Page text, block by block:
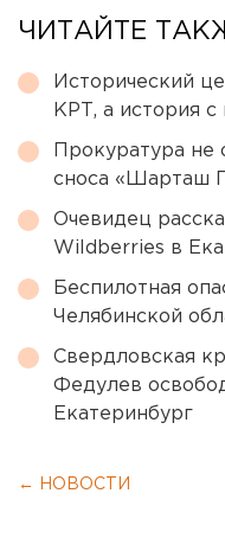
ЧИТАЙТЕ
Исторический
КРТ, а история
Прокуратура не
сноса «Шарташ
Очевидец
Wildberries в
Беспилотная
Челябинской
Свердловская
Федулев
Екатеринбург
← НОВОСТИ